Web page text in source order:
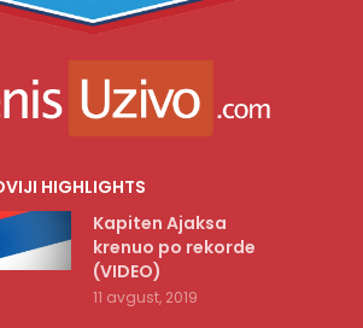
HIGHLIGHTS
Kapiten Ajaksa
krenuo po rekorde
(VIDEO)
11 avgust, 2019